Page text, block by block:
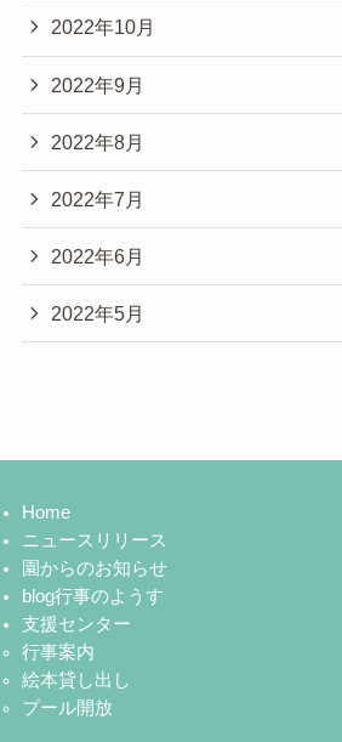
2022年10月
2022年9月
2022年8月
2022年7月
2022年6月
2022年5月
Home
ニュースリリース
園からのお知らせ
blog行事のようす
支援センター
行事案内
絵本貸し出し
プール開放